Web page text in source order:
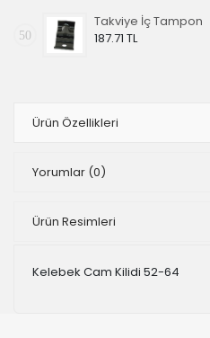
50
Takviye İç Tampon
187.71 TL
Ürün Özellikleri
Yorumlar (0)
Ürün Resimleri
Kelebek Cam Kilidi 52-64